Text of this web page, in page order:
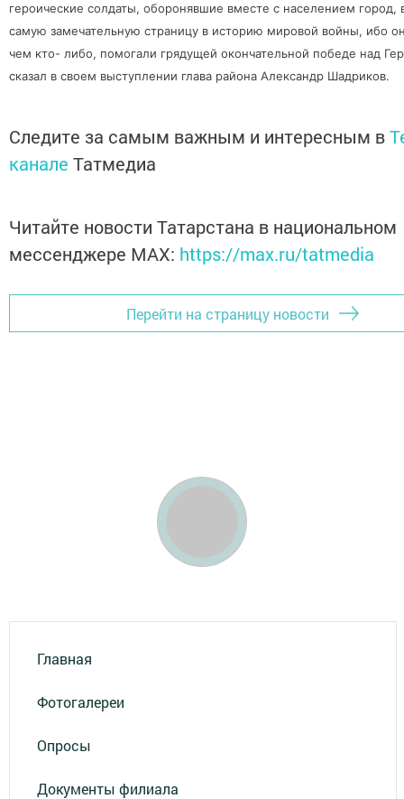
героические солдаты, оборонявшие вместе с населением город,
самую замечательную страницу в историю мировой войны, ибо
чем кто- либо, помогали грядущей окончательной победе над
сказал в своем выступлении глава района Александр Шадриков.
Следите за самым важным и интересным в
канале Татмедиа
Читайте новости Татарстана в национальном
мессенджере MАХ: https://max.ru/tatmedia
Перейти на страницу новости
Главная
Фотогалереи
Опросы
Документы филиала